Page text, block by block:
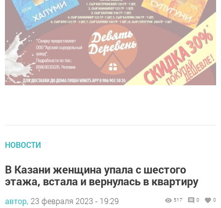
НОВОСТИ
В Казани женщина упала с шестого
этажа, встала и вернулась в квартиру
автор, 23 февраля 2023 - 19:29 517 0 0